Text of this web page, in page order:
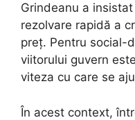
Grindeanu a
rezolvare rapidă a
preț. Pentru social-
viitorului guvern
viteza cu care se
În acest context,